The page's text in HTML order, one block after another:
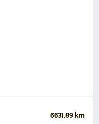
6631,89 km